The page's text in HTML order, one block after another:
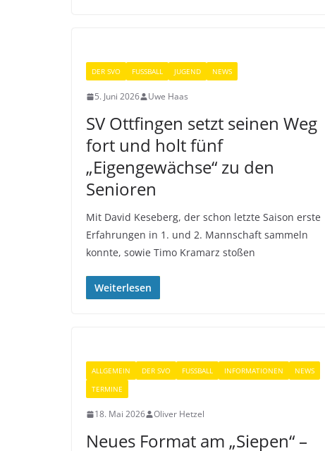
DER SVO FUSSBALL JUGEND NEWS
5. Juni 2026 Uwe Haas
SV Ottfingen setzt seinen Weg
fort und holt fünf
„Eigengewächse“ zu den
Senioren
Mit David Keseberg, der schon letzte Saison erste
Erfahrungen in 1. und 2. Mannschaft sammeln
konnte, sowie Timo Kramarz stoßen
Weiterlesen
ALLGEMEIN DER SVO FUSSBALL INFORMATIONEN
NEWS
TERMINE
18. Mai 2026 Oliver Hetzel
Neues Format am „Siepen“ –